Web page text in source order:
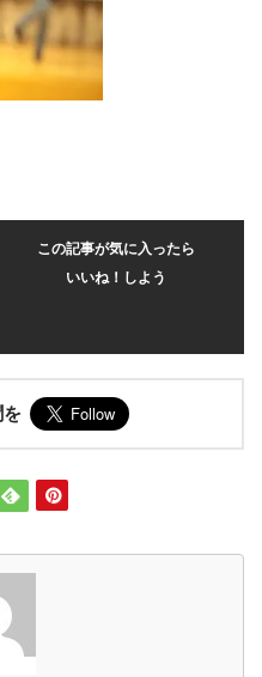
この記事が気に入ったら
いいね！しよう